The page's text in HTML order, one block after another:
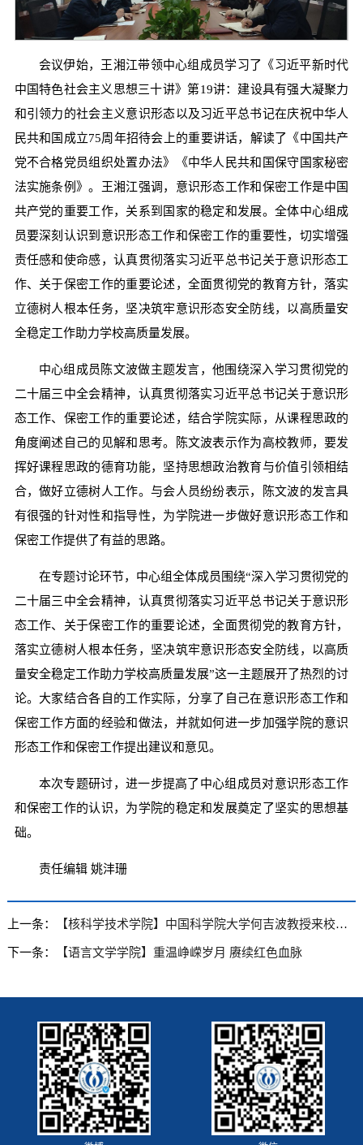
会议伊始，王湘江带领中心组成员学习了《习近平新时代
中国特色社会主义思想三十讲》第19讲：建设具有强大凝聚力
和引领力的社会主义意识形态以及习近平总书记在庆祝中华人
民共和国成立75周年招待会上的重要讲话，解读了《中国共产
党不合格党员组织处置办法》《中华人民共和国保守国家秘密
法实施条例》。王湘江强调，意识形态工作和保密工作是中国
共产党的重要工作，关系到国家的稳定和发展。全体中心组成
员要深刻认识到意识形态工作和保密工作的重要性，切实增强
责任感和使命感，认真贯彻落实习近平总书记关于意识形态工
作、关于保密工作的重要论述，全面贯彻党的教育方针，落实
立德树人根本任务，坚决筑牢意识形态安全防线，以高质量安
全稳定工作助力学校高质量发展。
中心组成员陈文波做主题发言，他围绕深入学习贯彻党的
二十届三中全会精神，认真贯彻落实习近平总书记关于意识形
态工作、保密工作的重要论述，结合学院实际，从课程思政的
角度阐述自己的见解和思考。陈文波表示作为高校教师，要发
挥好课程思政的德育功能，坚持思想政治教育与价值引领相结
合，做好立德树人工作。与会人员纷纷表示，陈文波的发言具
有很强的针对性和指导性，为学院进一步做好意识形态工作和
保密工作提供了有益的思路。
在专题讨论环节，中心组全体成员围绕“深入学习贯彻党的
二十届三中全会精神，认真贯彻落实习近平总书记关于意识形
态工作、关于保密工作的重要论述，全面贯彻党的教育方针，
落实立德树人根本任务，坚决筑牢意识形态安全防线，以高质
量安全稳定工作助力学校高质量发展”这一主题展开了热烈的讨
论。大家结合各自的工作实际，分享了自己在意识形态工作和
保密工作方面的经验和做法，并就如何进一步加强学院的意识
形态工作和保密工作提出建议和意见。
本次专题研讨，进一步提高了中心组成员对意识形态工作
和保密工作的认识，为学院的稳定和发展奠定了坚实的思想基
础。
责任编辑 姚沣珊
上一条： 【核科学技术学院】中国科学院大学何吉波教授来校开展座谈交流
下一条： 【语言文学学院】重温峥嵘岁月 赓续红色血脉